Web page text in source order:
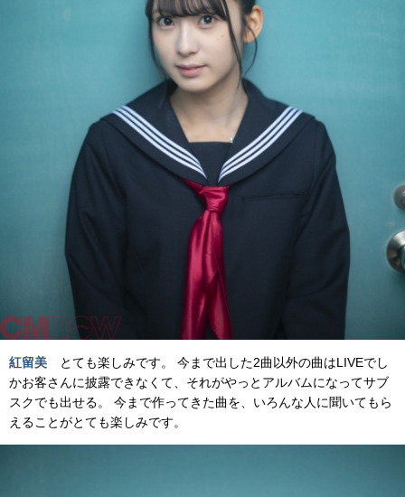
紅留美
とても楽しみです。 今まで出した2曲以外の曲はLIVEでし
かお客さんに披露できなくて、それがやっとアルバムになってサブ
スクでも出せる。 今まで作ってきた曲を、いろんな人に聞いてもら
えることがとても楽しみです。